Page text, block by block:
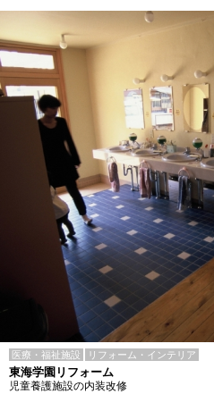
医療・福祉施設 リフォーム・インテリア
東海学園リフォーム
児童養護施設の内装改修